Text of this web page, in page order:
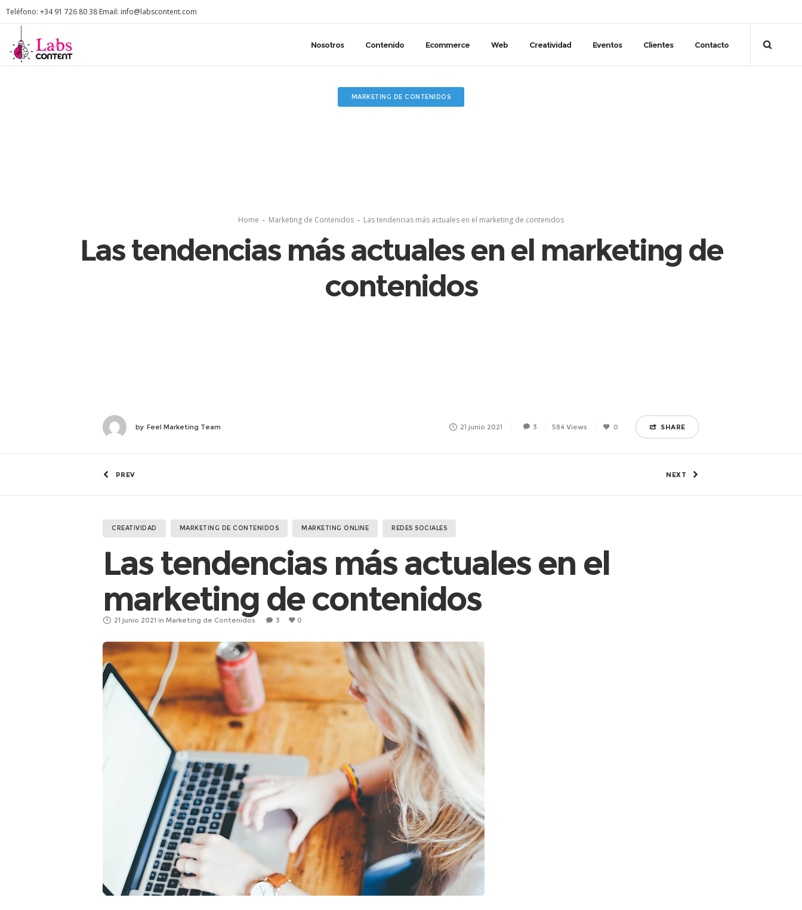
Teléfono: +34 91 726 80 38 Email: info@labscontent.com
Nosotros Contenido Ecommerce Web Creatividad Eventos Clientes Contacto
MARKETING DE CONTENIDOS
Home Marketing de Contenidos Las tendencias más actuales en el marketing de contenidos
Las tendencias más actuales en el marketing de
contenidos
by Feel Marketing Team 21 junio 2021 3 584 Views 0 SHARE
PREV NEXT
CREATIVIDAD MARKETING DE CONTENIDOS MARKETING ONLINE REDES SOCIALES
Las tendencias más actuales en el
marketing de contenidos
21 junio 2021 in Marketing de Contenidos 3 0